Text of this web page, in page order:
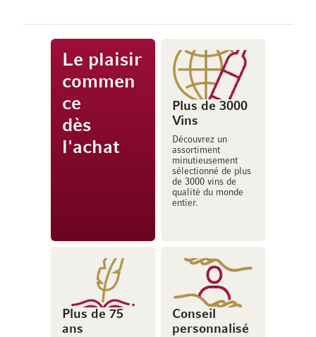
Le plaisir
commen
ce
dès
l'achat
Plus de 3000
Vins
Découvrez un
assortiment
minutieusement
sélectionné de plus
de 3000 vins de
qualité du monde
entier.
Plus de 75
ans
Conseil
personnalisé